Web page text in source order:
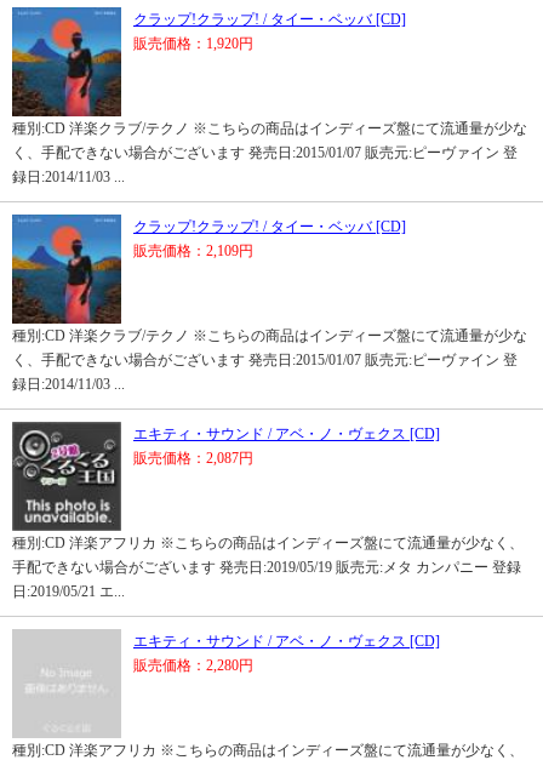
クラップ!クラップ! / タイー・ベッバ [CD]
販売価格：1,920円
種別:CD 洋楽クラブ/テクノ ※こちらの商品はインディーズ盤にて流通量が少な
く、手配できない場合がございます 発売日:2015/01/07 販売元:ピーヴァイン 登
録日:2014/11/03 ...
クラップ!クラップ! / タイー・ベッバ [CD]
販売価格：2,109円
種別:CD 洋楽クラブ/テクノ ※こちらの商品はインディーズ盤にて流通量が少な
く、手配できない場合がございます 発売日:2015/01/07 販売元:ピーヴァイン 登
録日:2014/11/03 ...
エキティ・サウンド / アベ・ノ・ヴェクス [CD]
販売価格：2,087円
種別:CD 洋楽アフリカ ※こちらの商品はインディーズ盤にて流通量が少なく、
手配できない場合がございます 発売日:2019/05/19 販売元:メタ カンパニー 登録
日:2019/05/21 エ...
エキティ・サウンド / アベ・ノ・ヴェクス [CD]
販売価格：2,280円
種別:CD 洋楽アフリカ ※こちらの商品はインディーズ盤にて流通量が少なく、